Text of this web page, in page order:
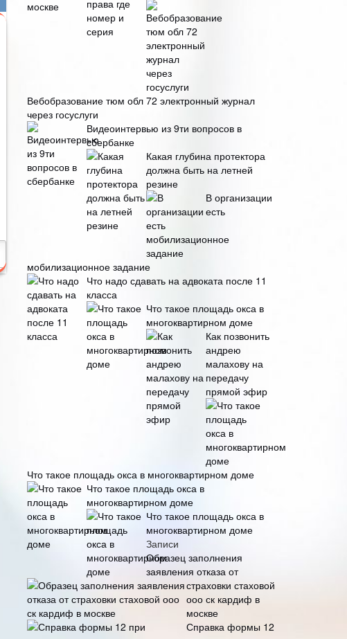
Вебобразование тюм обл 72 электронный журнал
через госуслуги
Видеоинтервью из 9ти вопросов в
сбербанке
Какая глубина протектора
должна быть на летней
резине
В организации
есть
мобилизационное задание
Что надо сдавать на адвоката после 11
класса
Что такое площадь окса в
многоквартирном доме
Как позвонить
андрею
малахову на
передачу
прямой эфир
Что такое площадь окса в многоквартирном доме
Что такое площадь окса в
многоквартирном доме
Что такое площадь окса в
многоквартирном доме
Записи
Образец заполнения
заявления отказа от
страховки стаховой
ооо ск кардиф в
москве
Справка формы 12